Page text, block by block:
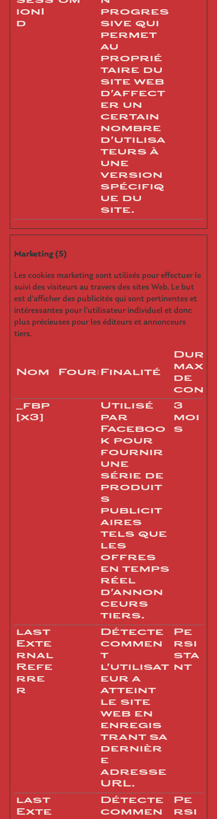
ionI
d
progres
sive qui
permet
au
proprié
taire du
site web
d'affect
er un
certain
nombre
d'utilisa
teurs à
une
version
spécifiq
ue du
site.
Marketing (5)
Les cookies marketing sont utilisés pour effectuer le
suivi des visiteurs au travers des sites Web. Le but
est d'afficher des publicités qui sont pertinentes et
intéressantes pour l'utilisateur individuel et donc
plus précieuses pour les éditeurs et annonceurs
tiers.
Nom Fournisseur
Finalité
de
_fbp
[x3]
Utilisé
par
Faceboo
k pour
fournir
une
série de
produit
s
publicit
aires
tels que
les
offres
en temps
réel
d'annon
ceurs
tiers.
3
moi
s
last
Exte
rnal
Refe
rre
r
Détecte
commen
t
l'utilisat
eur a
atteint
le site
web en
enregis
trant sa
dernièr
e
adresse
URL.
Pe
rsi
sta
nt
last
Exte
Détecte
commen
Pe
rsi